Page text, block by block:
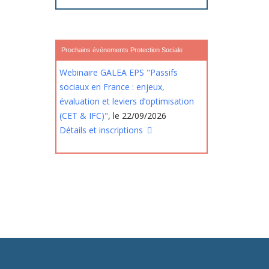
Prochains événements Protection Sociale
Webinaire GALEA EPS "Passifs
sociaux en France : enjeux,
évaluation et leviers d’optimisation
(CET & IFC)", le 22/09/2026
Détails et inscriptions